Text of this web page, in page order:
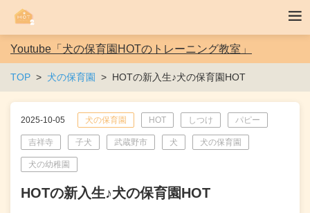
Youtube「犬の保育園HOTのトレーニング教室」
TOP 犬の保育園 HOTの新入生♪犬の保育園HOT
2025-10-05 犬の保育園 HOT しつけ パピー
吉祥寺 子犬 武蔵野市 犬 犬の保育園
犬の幼稚園
HOTの新入生♪犬の保育園HOT